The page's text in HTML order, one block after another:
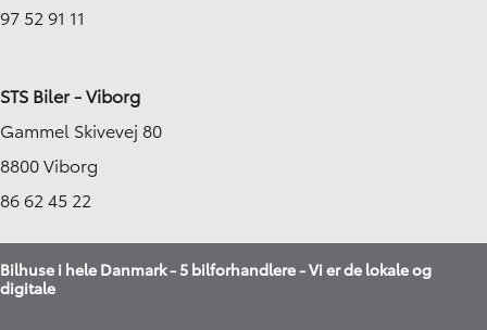
97 52 91 11
STS Biler - Viborg
Gammel Skivevej 80
8800 Viborg
86 62 45 22
Bilhuse i hele Danmark - 5 bilforhandlere - Vi er de lokale og
digitale